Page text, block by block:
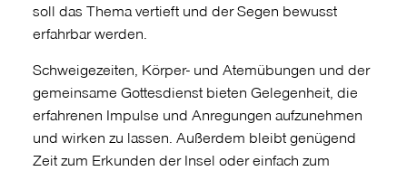
soll das Thema vertieft und der Segen bewusst
erfahrbar werden.
Schweigezeiten, Körper- und Atemübungen und der
gemeinsame Gottesdienst bieten Gelegenheit, die
erfahrenen Impulse und Anregungen aufzunehmen
und wirken zu lassen. Außerdem bleibt genügend
Zeit zum Erkunden der Insel oder einfach zum